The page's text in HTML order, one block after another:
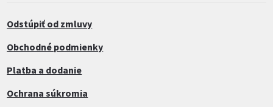
Odstúpiť od zmluvy
Obchodné podmienky
Platba a dodanie
Ochrana súkromia